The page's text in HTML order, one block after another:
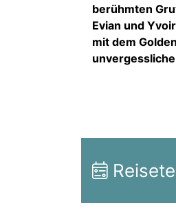
berühmten
Evian und
mit dem